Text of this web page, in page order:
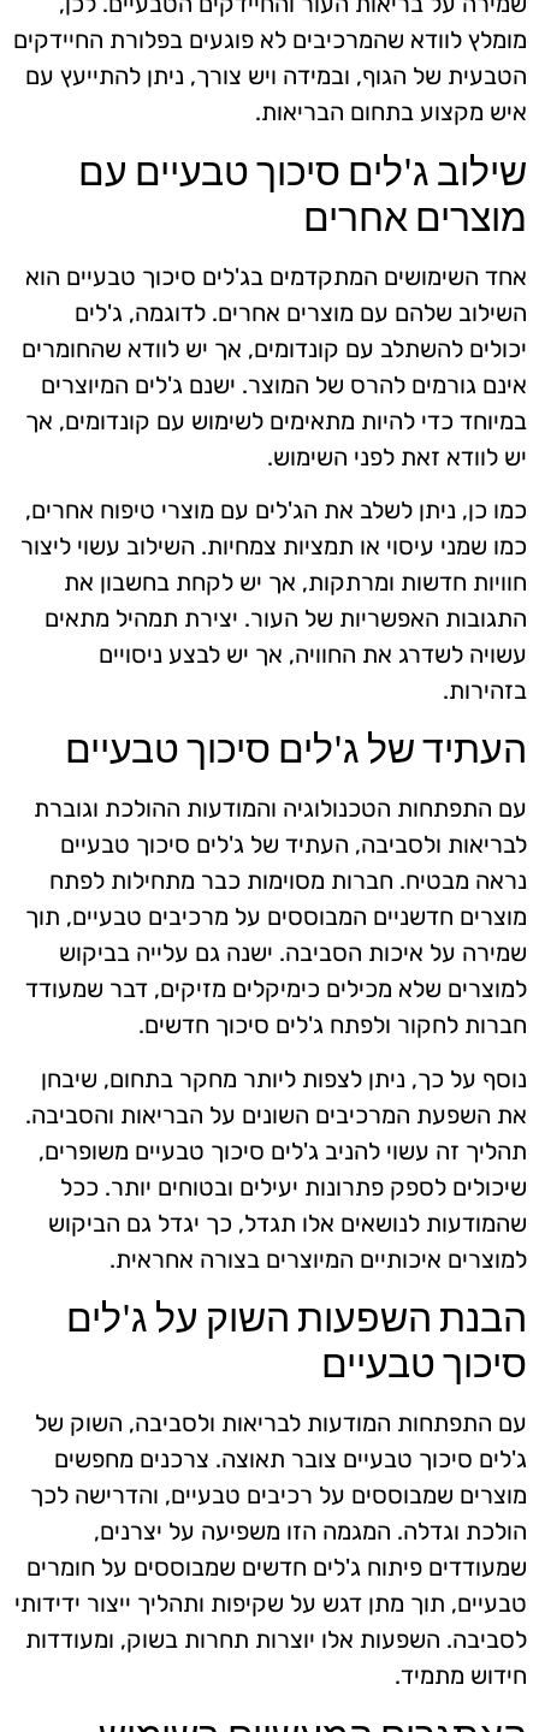
מומלץ לוודא שהמרכיבים לא פוגעים בפלורת החיידקים
הטבעית של הגוף, ובמידה ויש צורך, ניתן להתייעץ עם
איש מקצוע בתחום הבריאות.
שילוב ג'לים סיכוך טבעיים עם
מוצרים אחרים
אחד השימושים המתקדמים בג'לים סיכוך טבעיים הוא
השילוב שלהם עם מוצרים אחרים. לדוגמה, ג'לים
יכולים להשתלב עם קונדומים, אך יש לוודא שהחומרים
אינם גורמים להרס של המוצר. ישנם ג'לים המיוצרים
במיוחד כדי להיות מתאימים לשימוש עם קונדומים, אך
יש לוודא זאת לפני השימוש.
כמו כן, ניתן לשלב את הג'לים עם מוצרי טיפוח אחרים,
כמו שמני עיסוי או תמציות צמחיות. השילוב עשוי ליצור
חוויות חדשות ומרתקות, אך יש לקחת בחשבון את
התגובות האפשריות של העור. יצירת תמהיל מתאים
עשויה לשדרג את החוויה, אך יש לבצע ניסויים
בזהירות.
העתיד של ג'לים סיכוך טבעיים
עם התפתחות הטכנולוגיה והמודעות ההולכת וגוברת
לבריאות ולסביבה, העתיד של ג'לים סיכוך טבעיים
נראה מבטיח. חברות מסוימות כבר מתחילות לפתח
מוצרים חדשניים המבוססים על מרכיבים טבעיים, תוך
שמירה על איכות הסביבה. ישנה גם עלייה בביקוש
למוצרים שלא מכילים כימיקלים מזיקים, דבר שמעודד
חברות לחקור ולפתח ג'לים סיכוך חדשים.
נוסף על כך, ניתן לצפות ליותר מחקר בתחום, שיבחן
את השפעת המרכיבים השונים על הבריאות והסביבה.
תהליך זה עשוי להניב ג'לים סיכוך טבעיים משופרים,
שיכולים לספק פתרונות יעילים ובטוחים יותר. ככל
שהמודעות לנושאים אלו תגדל, כך יגדל גם הביקוש
למוצרים איכותיים המיוצרים בצורה אחראית.
הבנת השפעות השוק על ג'לים
סיכוך טבעיים
עם התפתחות המודעות לבריאות ולסביבה, השוק של
ג'לים סיכוך טבעיים צובר תאוצה. צרכנים מחפשים
מוצרים שמבוססים על רכיבים טבעיים, והדרישה לכך
הולכת וגדלה. המגמה הזו משפיעה על יצרנים,
שמעודדים פיתוח ג'לים חדשים שמבוססים על חומרים
טבעיים, תוך מתן דגש על שקיפות ותהליך ייצור ידידותי
לסביבה. השפעות אלו יוצרות תחרות בשוק, ומעודדות
חידוש מתמיד.